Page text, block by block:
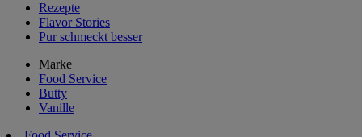
Rezepte
Flavor Stories
Pur schmeckt besser
Marke
Food Service
Butty
Vanille